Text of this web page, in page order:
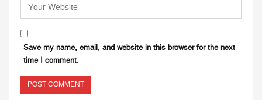
Save my name, email, and website in this browser for the next
time I comment.